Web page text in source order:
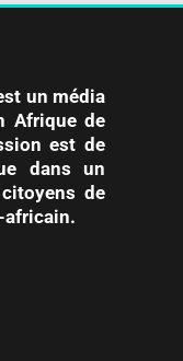
un média
Afrique de
est de
dans un
de
africain.